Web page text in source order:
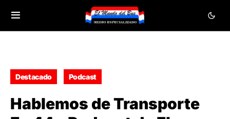
Destacado Podcast
Hablemos de Transporte